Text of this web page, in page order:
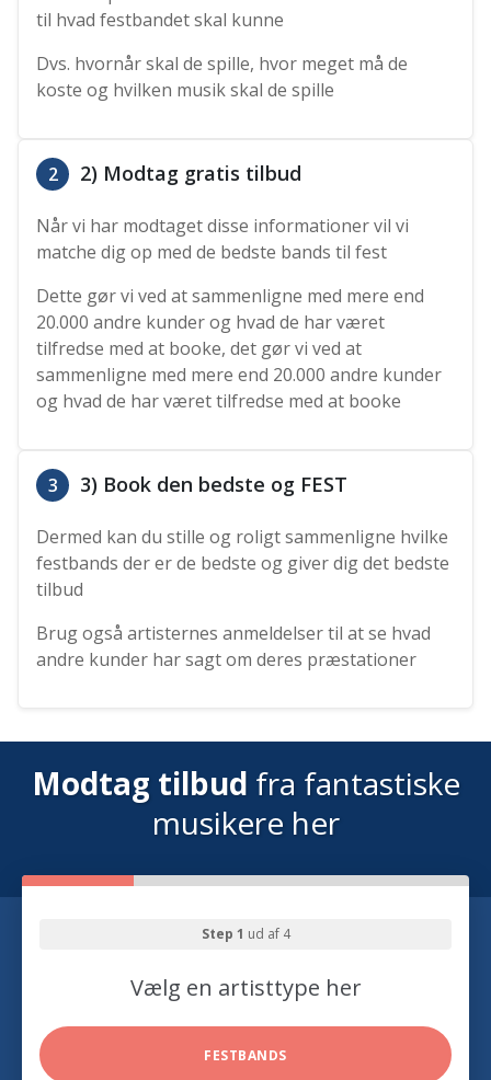
til hvad festbandet skal kunne
Dvs. hvornår skal de spille, hvor meget må de
koste og hvilken musik skal de spille
2 2) Modtag gratis tilbud
Når vi har modtaget disse informationer vil vi
matche dig op med de bedste bands til fest
Dette gør vi ved at sammenligne med mere end
20.000 andre kunder og hvad de har været
tilfredse med at booke, det gør vi ved at
sammenligne med mere end 20.000 andre kunder
og hvad de har været tilfredse med at booke
3 3) Book den bedste og FEST
Dermed kan du stille og roligt sammenligne hvilke
festbands der er de bedste og giver dig det bedste
tilbud
Brug også artisternes anmeldelser til at se hvad
andre kunder har sagt om deres præstationer
Modtag tilbud fra fantastiske
musikere her
Step 1 ud af 4
Vælg en artisttype her
FESTBANDS